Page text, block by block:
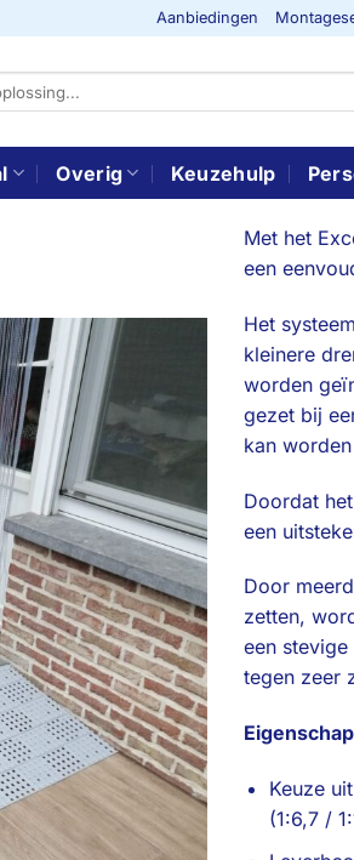
Aanbiedingen
Overig Keuzehulp
Met het
een
Het
kleinere
worden
gezet bij
kan
Doordat
een
Door
zetten,
een
tegen zeer
Keuze
(1:6,7 /